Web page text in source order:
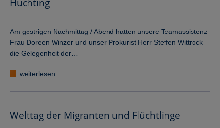
Huchting
Am gestrigen Nachmittag / Abend hatten unsere Teamassistenz
Frau Doreen Winzer und unser Prokurist Herr Steffen Wittrock
die Gelegenheit der…
weiterlesen…
Welttag der Migranten und Flüchtlinge